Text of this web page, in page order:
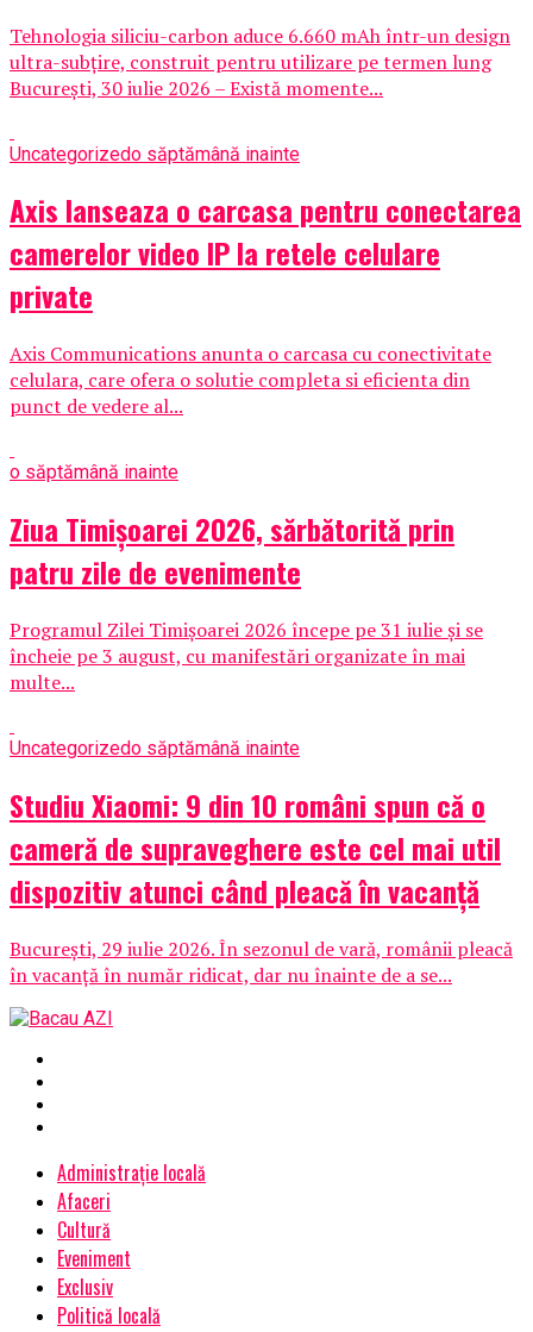
Tehnologia siliciu-carbon aduce 6.660 mAh într-un design
ultra-subțire, construit pentru utilizare pe termen lung
București, 30 iulie 2026 – Există momente...
Uncategorizedo săptămână inainte
Axis lanseaza o carcasa pentru conectarea
camerelor video IP la retele celulare
private
Axis Communications anunta o carcasa cu conectivitate
celulara, care ofera o solutie completa si eficienta din
punct de vedere al...
o săptămână inainte
Ziua Timișoarei 2026, sărbătorită prin
patru zile de evenimente
Programul Zilei Timișoarei 2026 începe pe 31 iulie și se
încheie pe 3 august, cu manifestări organizate în mai
multe...
Uncategorizedo săptămână inainte
Studiu Xiaomi: 9 din 10 români spun că o
cameră de supraveghere este cel mai util
dispozitiv atunci când pleacă în vacanță
București, 29 iulie 2026. În sezonul de vară, românii pleacă
în vacanță în număr ridicat, dar nu înainte de a se...
Administrație locală
Afaceri
Cultură
Eveniment
Exclusiv
Politică locală